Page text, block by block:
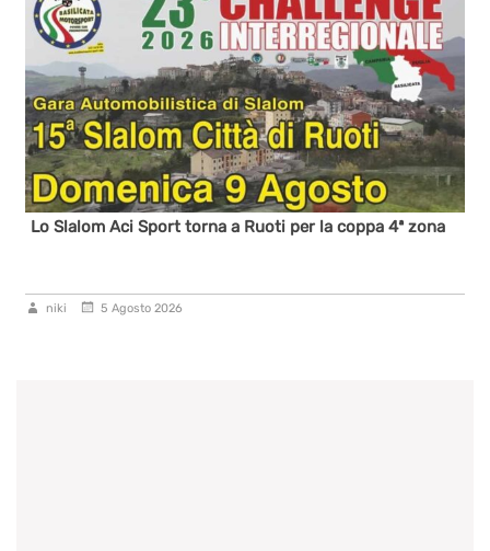
Lo Slalom Aci Sport torna a Ruoti per la coppa 4ª zona
niki 5 Agosto 2026